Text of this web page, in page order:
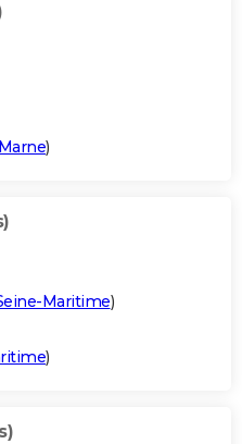
)
Maritime)
)